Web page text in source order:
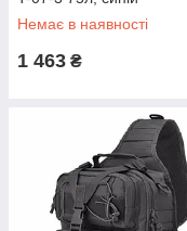
Немає в наявності
1 463 ₴